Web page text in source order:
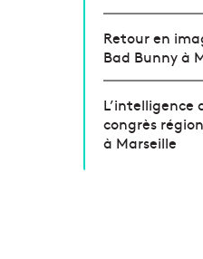
Retour en
Bad Bunny à
L’intelligence
congrès
à Marseille